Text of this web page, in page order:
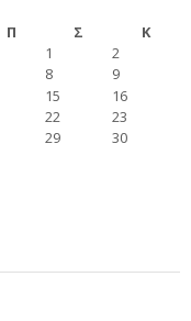
Π Σ
Κ
1
2
8
9
15
16
22
23
29
30